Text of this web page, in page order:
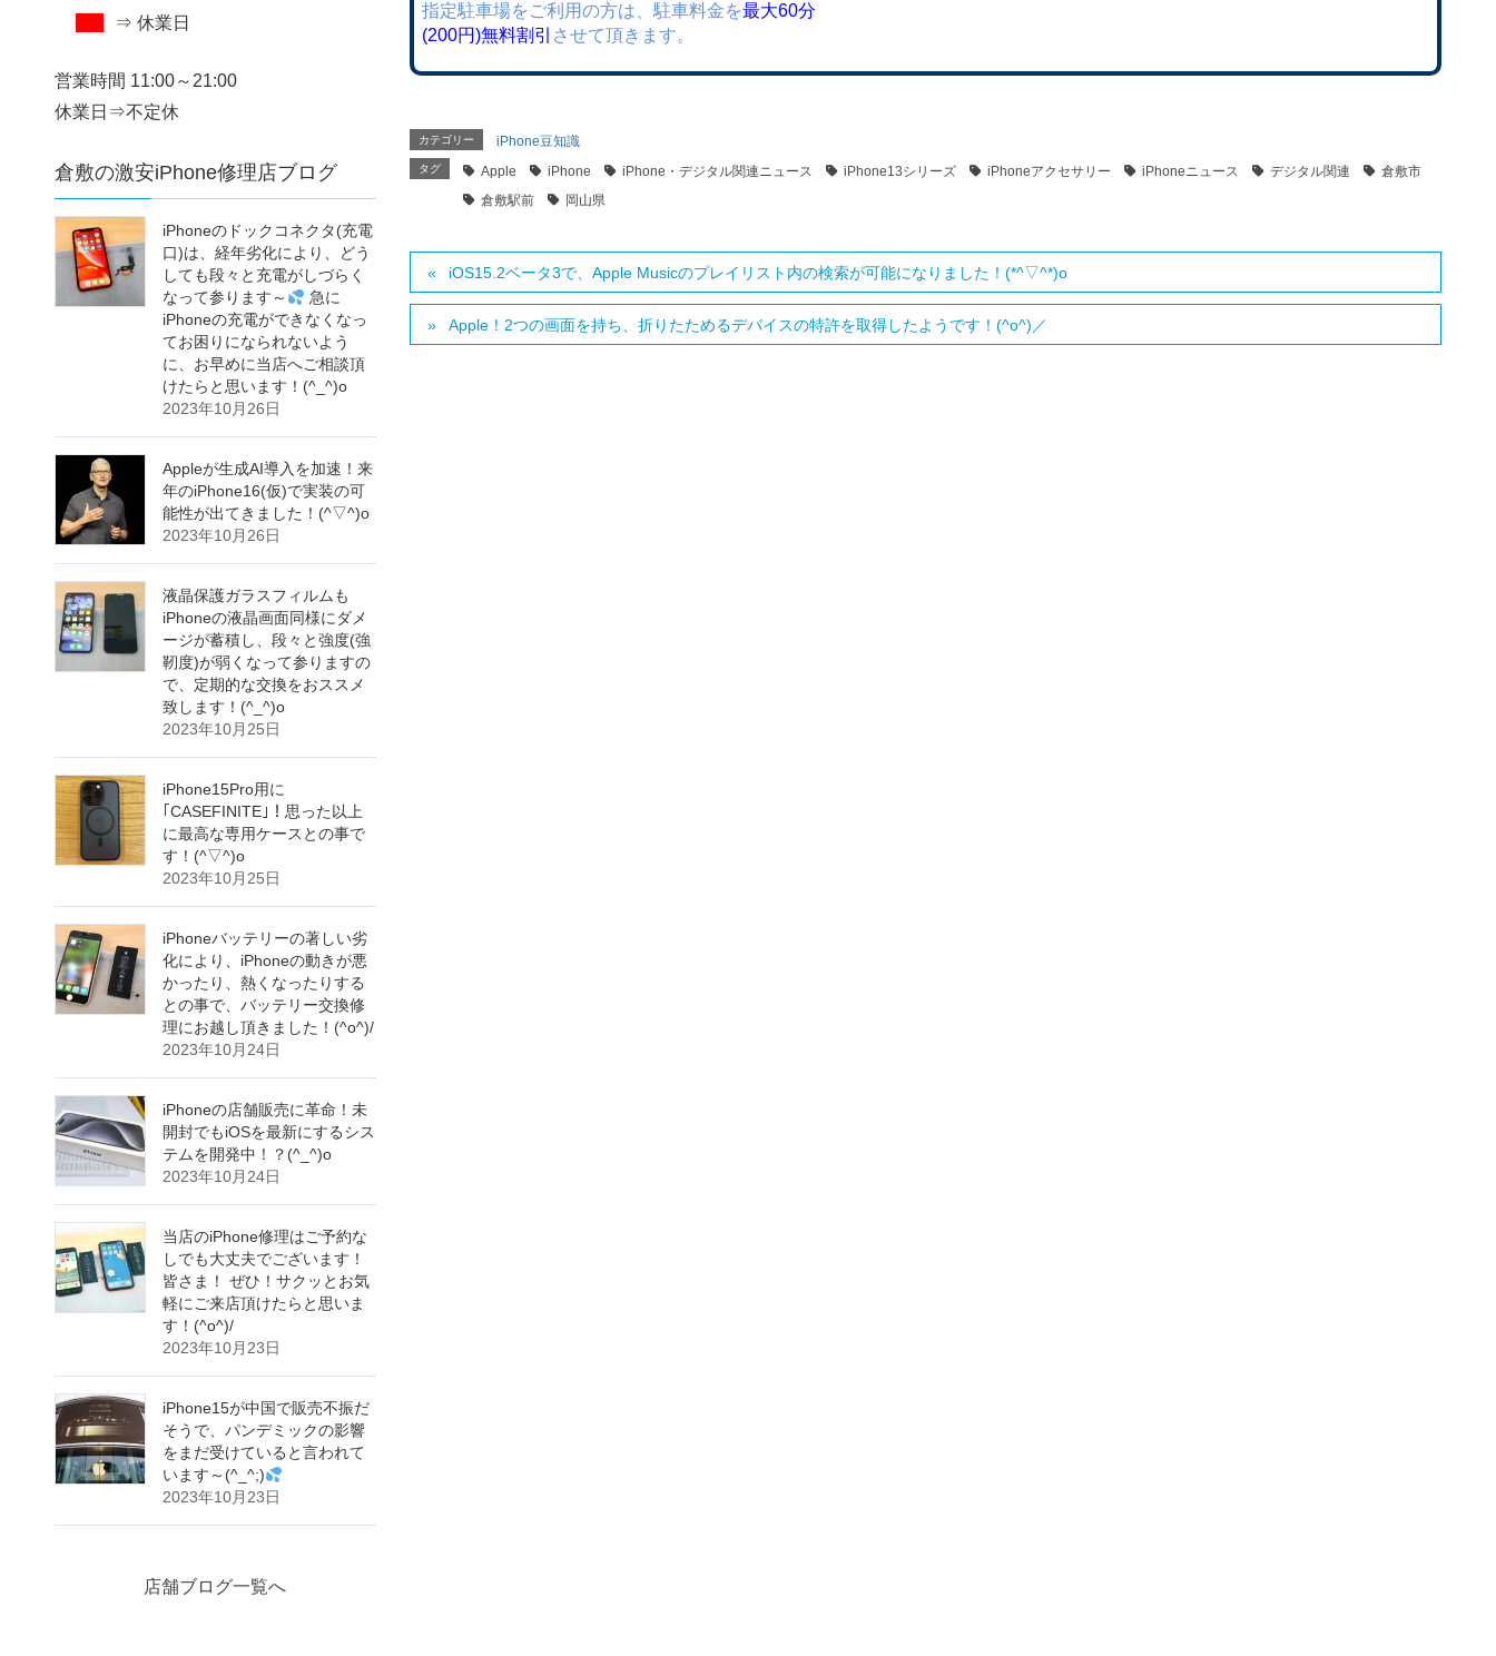
指定駐車場をご利用の方は、駐車料金を最大60分
(200円)無料割引 させて頂きます。
カテゴリー iPhone豆知識
タグ Apple iPhone iPhone・デジタル関連ニュース iPhone13シリーズ iPhoneアクセサリー iPhoneニュース デジタル関連
倉敷市
倉敷駅前
岡山県
iOS15.2ベータ3で、Apple Musicのプレイリスト内の検索が可能になりました！(*^▽^*)o
Apple！2つの画面を持ち、折りたためるデバイスの特許を取得したようです！(^o^)／
⇒ 休業日
営業時間 11:00～21:00
休業日⇒不定休
倉敷の激安iPhone修理店ブログ
iPhoneのドックコネクタ(充電
口)は、経年劣化により、どう
しても段々と充電がしづらく
なって参ります～
急に
iPhoneの充電ができなくなっ
てお困りになられないよう
に、お早めに当店へご相談頂
けたらと思います！(^_^)o
2023年10月26日
Appleが生成AI導入を加速！来
年のiPhone16(仮)で実装の可
能性が出てきました！(^▽^)o
2023年10月26日
液晶保護ガラスフィルムも
iPhoneの液晶画面同様にダメ
ージが蓄積し、段々と強度(強
靭度)が弱くなって参りますの
で、定期的な交換をおススメ
致します！(^_^)o
2023年10月25日
iPhone15Pro用に
｢CASEFINITE｣！思った以上
に最高な専用ケースとの事で
す！(^▽^)o
2023年10月25日
iPhoneバッテリーの著しい劣
化により、iPhoneの動きが悪
かったり、熱くなったりする
との事で、バッテリー交換修
理にお越し頂きました！(^o^)/
2023年10月24日
iPhoneの店舗販売に革命！未
開封でもiOSを最新にするシス
テムを開発中！？(^_^)o
2023年10月24日
当店のiPhone修理はご予約な
しでも大丈夫でございます！
皆さま！ ぜひ！サクッとお気
軽にご来店頂けたらと思いま
す！(^o^)/
2023年10月23日
iPhone15が中国で販売不振だ
そうで、パンデミックの影響
をまだ受けていると言われて
います～(^_^;)
2023年10月23日
店舗ブログ一覧へ